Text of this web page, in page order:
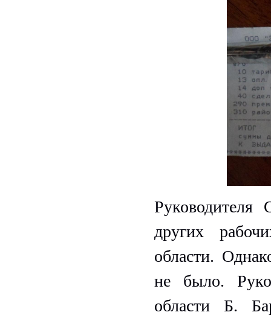
других
области.
не было.
области Б.